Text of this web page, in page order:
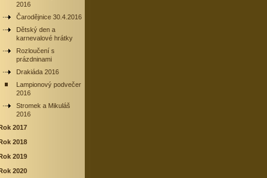
2016
Čarodějnice 30.4.2016
Dětský den a
karnevalové hrátky
Rozloučení s
prázdninami
Drakiáda 2016
Lampionový podvečer
2016
Stromek a Mikuláš
2016
2017
2018
2019
2020